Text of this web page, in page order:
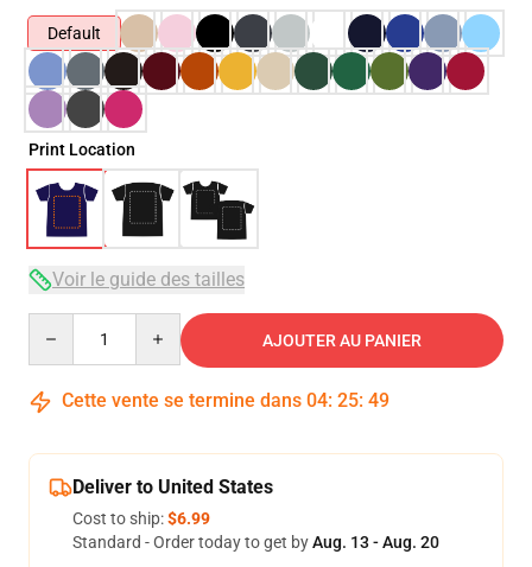
Default
Print Location
Voir le guide des tailles
AJOUTER AU PANIER
Cette vente se termine dans 04: 25: 48
Deliver to United States
Cost to ship:$6.99
Standard - Order today to get byAug. 13 - Aug. 20